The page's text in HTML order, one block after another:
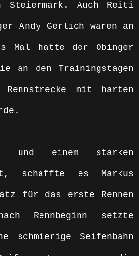
Steiermark. Auch Reiti
Andy Gerlich waren an
Mal hatte der Obinger
an den Trainingstagen
mit harten
und einem starken
schaffte es Markus
für das erste Rennen
Rennbeginn setzte
Seifenbahn